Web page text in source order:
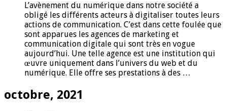
L’avènement du numérique dans notre société a
obligé les différents acteurs à digitaliser toutes leurs
actions de communication. C’est dans cette foulée que
sont apparues les agences de marketing et
communication digitale qui sont très en vogue
aujourd’hui. Une telle agence est une institution qui
œuvre uniquement dans l’univers du web et du
numérique. Elle offre ses prestations à des …
octobre, 2021